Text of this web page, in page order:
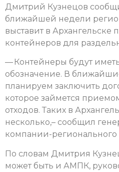
Дмитрий Кузнецов
ближайшей недели
выставит в Архангельске
контейнеров для
— Контейнеры будут
обозначение. В
планируем заключить
которое займется
отходов. Таких в
несколько,– сообщил
компании-регионального
По словам Дмитрия
может быть и АМПК,